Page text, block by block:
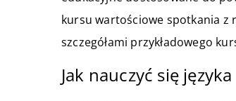
kursu wartościowe spotkania z
szczegółami przykładowego
Jak nauczyć się